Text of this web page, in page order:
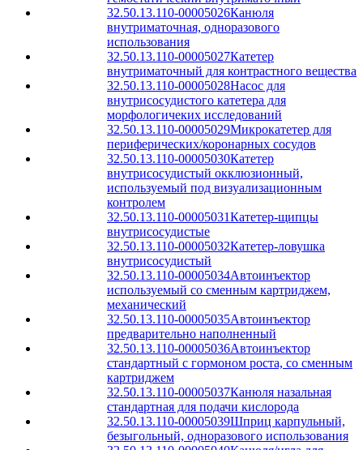
32.50.13.110-00005026Канюля
внутриматочная, одноразового
использования
32.50.13.110-00005027Катетер
внутриматочный для контрастного вещества
32.50.13.110-00005028Насос для
внутрисосудистого катетера для
морфологичеких исследований
32.50.13.110-00005029Микрокатетер для
периферических/коронарных сосудов
32.50.13.110-00005030Катетер
внутрисосудистый окклюзионный,
используемый под визуализационным
контролем
32.50.13.110-00005031Катетер-щипцы
внутрисосудистые
32.50.13.110-00005032Катетер-ловушка
внутрисосудистый
32.50.13.110-00005034Автоинъектор
используемый со сменным картриджем,
механический
32.50.13.110-00005035Автоинъектор
предварительно наполненный
32.50.13.110-00005036Автоинъектор
стандартный с гормоном роста, со сменным
картриджем
32.50.13.110-00005037Канюля назальная
стандартная для подачи кислорода
32.50.13.110-00005039Шприц карпульный,
безыгольный, одноразового использования